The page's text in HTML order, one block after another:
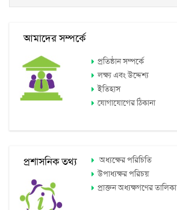
আমাদের সম্পর্কে
প্রতিষ্ঠান সম্পর্কে
লক্ষ্য এবং উদ্দেশ্য
ইতিহাস
যোগাযোগের ঠিকানা
প্রশাসনিক তথ্য
অধ্যক্ষের পরিচিতি
উপাধ্যক্ষর পরিচয়
প্রাক্তন অধ্যক্ষগণের তালিকা